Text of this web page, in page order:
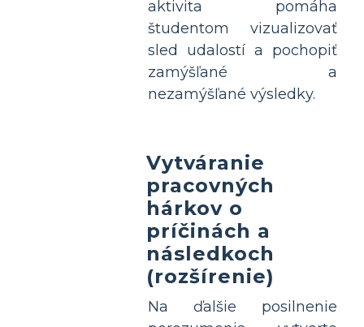
aktivita pomáha
študentom vizualizovať
sled udalostí a pochopiť
zamýšľané a
nezamýšľané výsledky.
Vytváranie
pracovných
hárkov o
príčinách a
následkoch
(rozšírenie)
Na ďalšie posilnenie